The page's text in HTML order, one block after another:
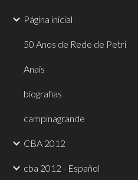
Página inicial
50 Anos de Rede de Petri
Anais
biografias
campinagrande
CBA 2012
cba 2012 - Español